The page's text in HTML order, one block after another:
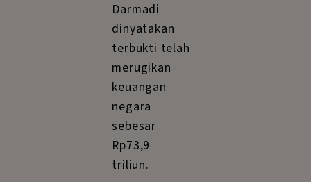
Darmadi
dinyatakan
terbukti telah
merugikan
keuangan
negara
sebesar
Rp73,9
triliun.